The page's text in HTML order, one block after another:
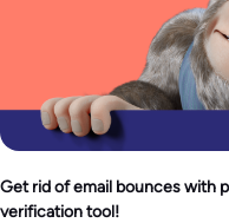
Get rid of email bounces with
verification tool!